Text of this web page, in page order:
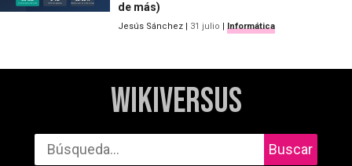
de más)
Jesús Sánchez 31 julio Informática
WikiVersus
Buscar